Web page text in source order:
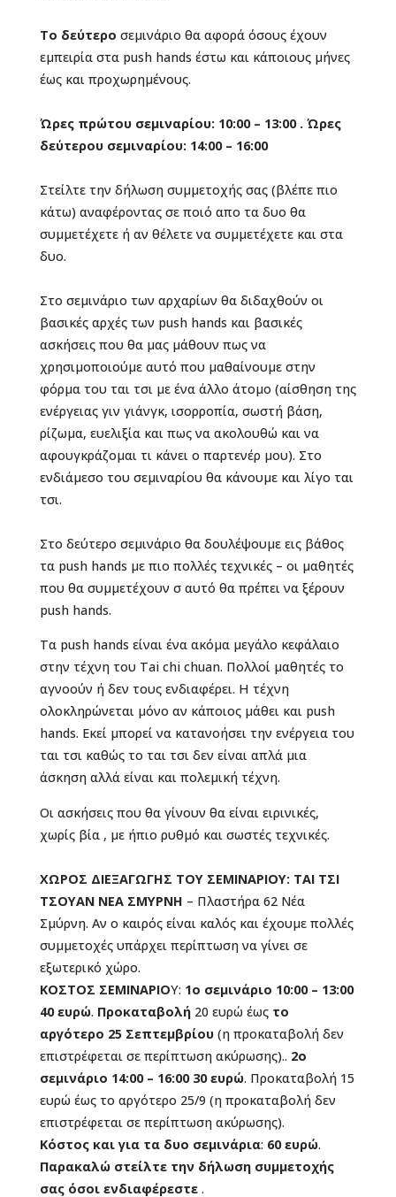
Το δεύτερο σεμινάριο θα αφορά όσους έχουν
εμπειρία στα push hands έστω και κάποιους μήνες
έως και προχωρημένους.
Ώρες πρώτου σεμιναρίου: 10:00 – 13:00 . Ώρες
δεύτερου σεμιναρίου: 14:00 – 16:00
Στείλτε την δήλωση συμμετοχής σας (βλέπε πιο
κάτω) αναφέροντας σε ποιό απο τα δυο θα
συμμετέχετε ή αν θέλετε να συμμετέχετε και στα
δυο.
Στο σεμινάριο των αρχαρίων θα διδαχθούν οι
βασικές αρχές των push hands και βασικές
ασκήσεις που θα μας μάθουν πως να
χρησιμοποιούμε αυτό που μαθαίνουμε στην
φόρμα του ται τσι με ένα άλλο άτομο (αίσθηση της
ενέργειας γιν γιάνγκ, ισορροπία, σωστή βάση,
ρίζωμα, ευελιξία και πως να ακολουθώ και να
αφουγκράζομαι τι κάνει ο παρτενέρ μου). Στο
ενδιάμεσο του σεμιναρίου θα κάνουμε και λίγο ται
τσι.
Στο δεύτερο σεμινάριο θα δουλέψουμε εις βάθος
τα push hands με πιο πολλές τεχνικές – οι μαθητές
που θα συμμετέχουν σ αυτό θα πρέπει να ξέρουν
push hands.
Τα push hands είναι ένα ακόμα μεγάλο κεφάλαιο
στην τέχνη του Tai chi chuan. Πολλοί μαθητές το
αγνοούν ή δεν τους ενδιαφέρει. Η τέχνη
ολοκληρώνεται μόνο αν κάποιος μάθει και push
hands. Εκεί μπορεί να κατανοήσει την ενέργεια του
ται τσι καθώς το ται τσι δεν είναι απλά μια
άσκηση αλλά είναι και πολεμική τέχνη.
Οι ασκήσεις που θα γίνουν θα είναι ειρινικές,
χωρίς βία , με ήπιο ρυθμό και σωστές τεχνικές.
ΧΩΡΟΣ ΔΙΕΞΑΓΩΓΗΣ ΤΟΥ ΣΕΜΙΝΑΡΙΟΥ: ΤΑΙ ΤΣΙ
ΤΣΟΥΑΝ ΝΕΑ ΣΜΥΡΝΗ – Πλαστήρα 62 Νέα
Σμύρνη. Αν ο καιρός είναι καλός και έχουμε πολλές
συμμετοχές υπάρχει περίπτωση να γίνει σε
εξωτερικό χώρο.
ΚΟΣΤΟΣ ΣΕΜΙΝΑΡΙΟΥ: 1ο σεμινάριο 10:00 – 13:00
40 ευρώ. Προκαταβολή20 ευρώ έως το
αργότερο 25 Σεπτεμβρίου(η προκαταβολή δεν
επιστρέφεται σε περίπτωση ακύρωσης).. 2ο
σεμινάριο 14:00 – 16:00 30 ευρώ. Προκαταβολή 15
ευρώ έως το αργότερο 25/9 (η προκαταβολή δεν
επιστρέφεται σε περίπτωση ακύρωσης).
Κόστος και για τα δυο σεμινάρια: 60 ευρώ.
Παρακαλώ στείλτε την δήλωση συμμετοχής
σας όσοι ενδιαφέρεστε .